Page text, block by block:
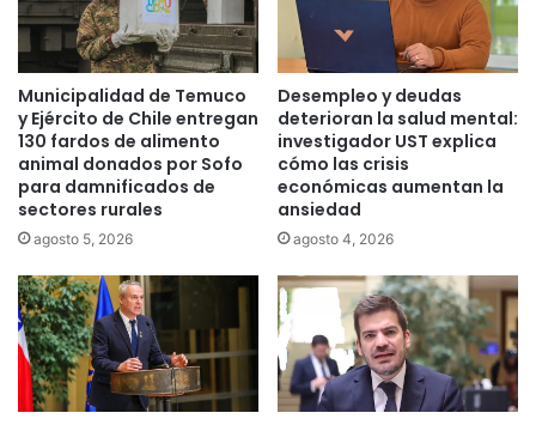
Municipalidad de Temuco
y Ejército de Chile entregan
130 fardos de alimento
animal donados por Sofo
para damnificados de
sectores rurales
agosto 5, 2026
Desempleo y deudas
deterioran la salud mental:
investigador UST explica
cómo las crisis
económicas aumentan la
ansiedad
agosto 4, 2026